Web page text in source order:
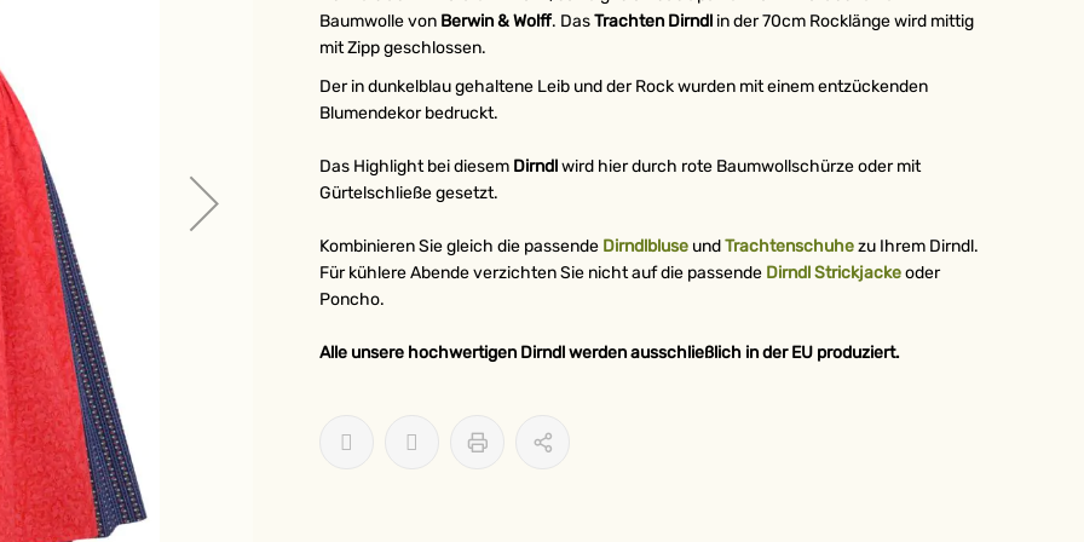
Baumwollevon Berwin & Wolff. DasTrachten Dirndl in der 70cm Rocklänge wird mittig
mit Zipp geschlossen.
Der in dunkelblau gehaltene Leib und der Rock wurden mit einem entzückenden
Blumendekor bedruckt.
Das Highlight bei diesem Dirndlwird hier durch rote Baumwollschürze oder mit
Gürtelschließe gesetzt.
Kombinieren Sie gleich die passende Dirndlbluse undTrachtenschuhezu Ihrem Dirndl.
Für kühlere Abende verzichten Sie nicht auf die passende Dirndl Strickjackeoder
Poncho.
Alle unsere hochwertigen Dirndl werden ausschließlich in der EU produziert.